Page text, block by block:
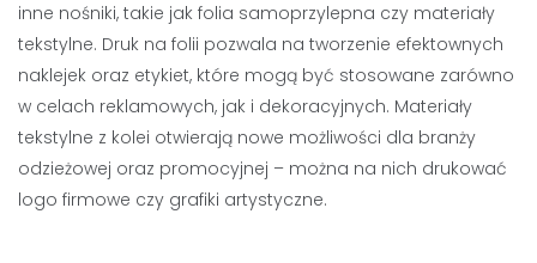
inne nośniki, takie jak folia samoprzylepna czy materiały
tekstylne. Druk na folii pozwala na tworzenie efektownych
naklejek oraz etykiet, które mogą być stosowane zarówno
w celach reklamowych, jak i dekoracyjnych. Materiały
tekstylne z kolei otwierają nowe możliwości dla branży
odzieżowej oraz promocyjnej – można na nich drukować
logo firmowe czy grafiki artystyczne.